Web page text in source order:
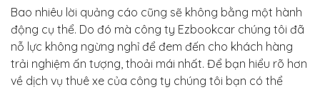
Bao nhiêu lời quảng cáo cũng sẽ không bằng một hành
động cụ thể. Do đó mà công ty Ezbookcar chúng tôi đã
nỗ lực không ngừng nghỉ để đem đến cho khách hàng
trải nghiệm ấn tượng, thoải mái nhất. Để bạn hiểu rõ hơn
về dịch vụ thuê xe của công ty chúng tôi bạn có thể